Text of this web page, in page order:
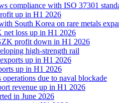
compliance with ISO 37301
up in H1 2026
South Korea on rare metals
loss up in H1 2026
profit down in H1 2026
high-strength rail
up in H1 2026
up in H1 2026
due to naval blockade
revenue up in H1 2026
in June 2026